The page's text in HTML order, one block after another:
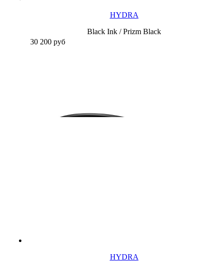
HYDRA
Black Ink / Prizm Black
30 200 руб
HYDRA